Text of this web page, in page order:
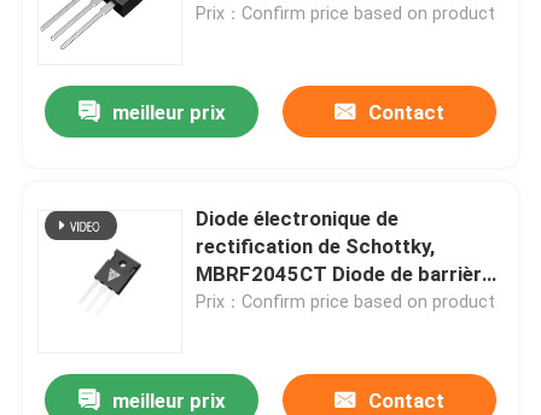
commutation
Prix：Confirm price based on product
meilleur prix Contact
Diode électronique de
rectification de Schottky,
MBRF2045CT Diode de barrière
SiC de Schottky
Prix：Confirm price based on product
meilleur prix Contact